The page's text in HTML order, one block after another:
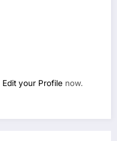
Edit your Profile now.